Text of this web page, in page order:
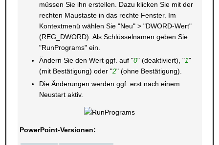
müssen Sie ihn erstellen. Dazu klicken Sie mit der
rechten Maustaste in das rechte Fenster. Im
Kontextmenü wählen Sie "Neu" > "DWORD-Wert"
(REG_DWORD). Als Schlüsselnamen geben Sie
"RunPrograms" ein.
Ändern Sie den Wert ggf. auf "0" (deaktiviert), "1"
(mit Bestätigung) oder "2" (ohne Bestätigung).
Die Änderungen werden ggf. erst nach einem
Neustart aktiv.
PowerPoint-Versionen: